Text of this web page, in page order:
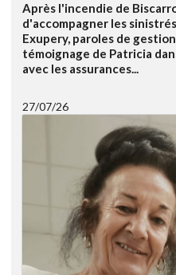
Après l'incendie de
d'accompagner les
Exupery, paroles de
témoignage de Patricia
avec les assurances...
27/07/26